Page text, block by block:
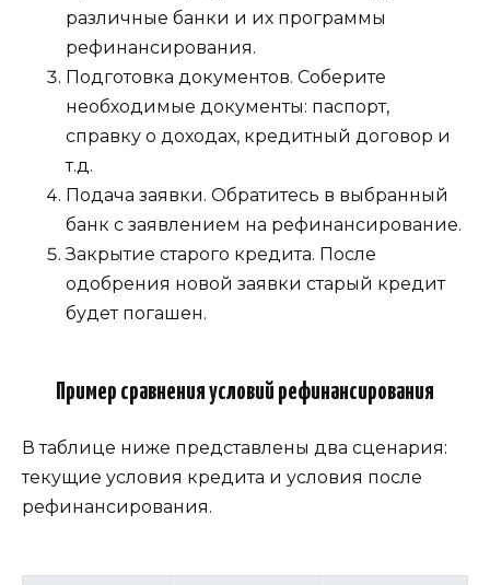
различные банки и их программы
рефинансирования.
Подготовка документов. Соберите
необходимые документы: паспорт,
справку о доходах, кредитный договор и
т.д.
Подача заявки. Обратитесь в выбранный
банк с заявлением на рефинансирование.
Закрытие старого кредита. После
одобрения новой заявки старый кредит
будет погашен.
Пример сравнения условий рефинансирования
В таблице ниже представлены два сценария:
текущие условия кредита и условия после
рефинансирования.